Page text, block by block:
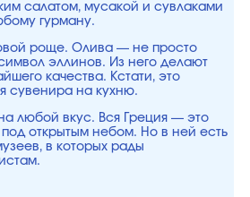
салатом, мусакой и сувлаками
гурману.
роще. Олива — не просто
эллинов. Из него делают
качества. Кстати, это
сувенира на кухню.
любой вкус. Вся Греция — это
открытым небом. Но в ней есть
в которых рады